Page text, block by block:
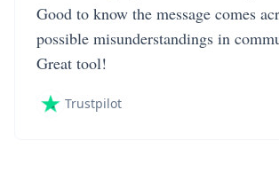
Good to know the message comes
possible misunderstandings in
Great tool!
Trustpilot